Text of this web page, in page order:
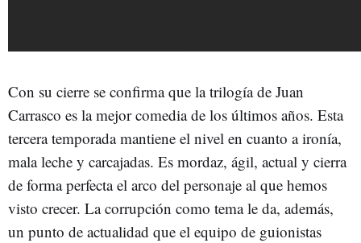
Con su cierre se confirma que la trilogía de Juan
Carrasco es la mejor comedia de los últimos años. Esta
tercera temporada mantiene el nivel en cuanto a ironía,
mala leche y carcajadas. Es mordaz, ágil, actual y cierra
de forma perfecta el arco del personaje al que hemos
visto crecer. La corrupción como tema le da, además,
un punto de actualidad que el equipo de guionistas